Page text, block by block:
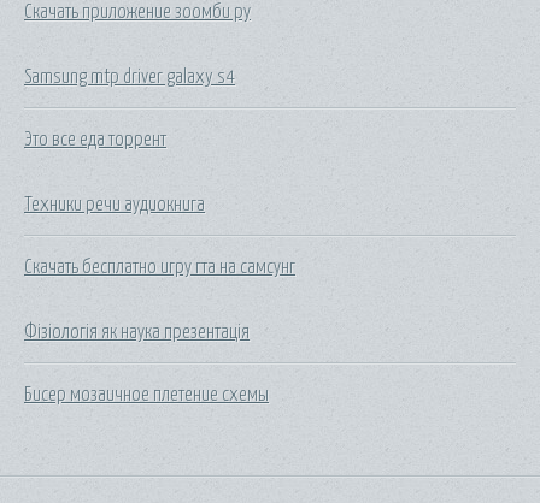
Скачать приложение зоомби ру
Samsung mtp driver galaxy s4
Это все еда торрент
Техники речи аудиокнига
Скачать бесплатно игру гта на самсунг
Фізіологія як наука презентація
Бисер мозаичное плетение схемы